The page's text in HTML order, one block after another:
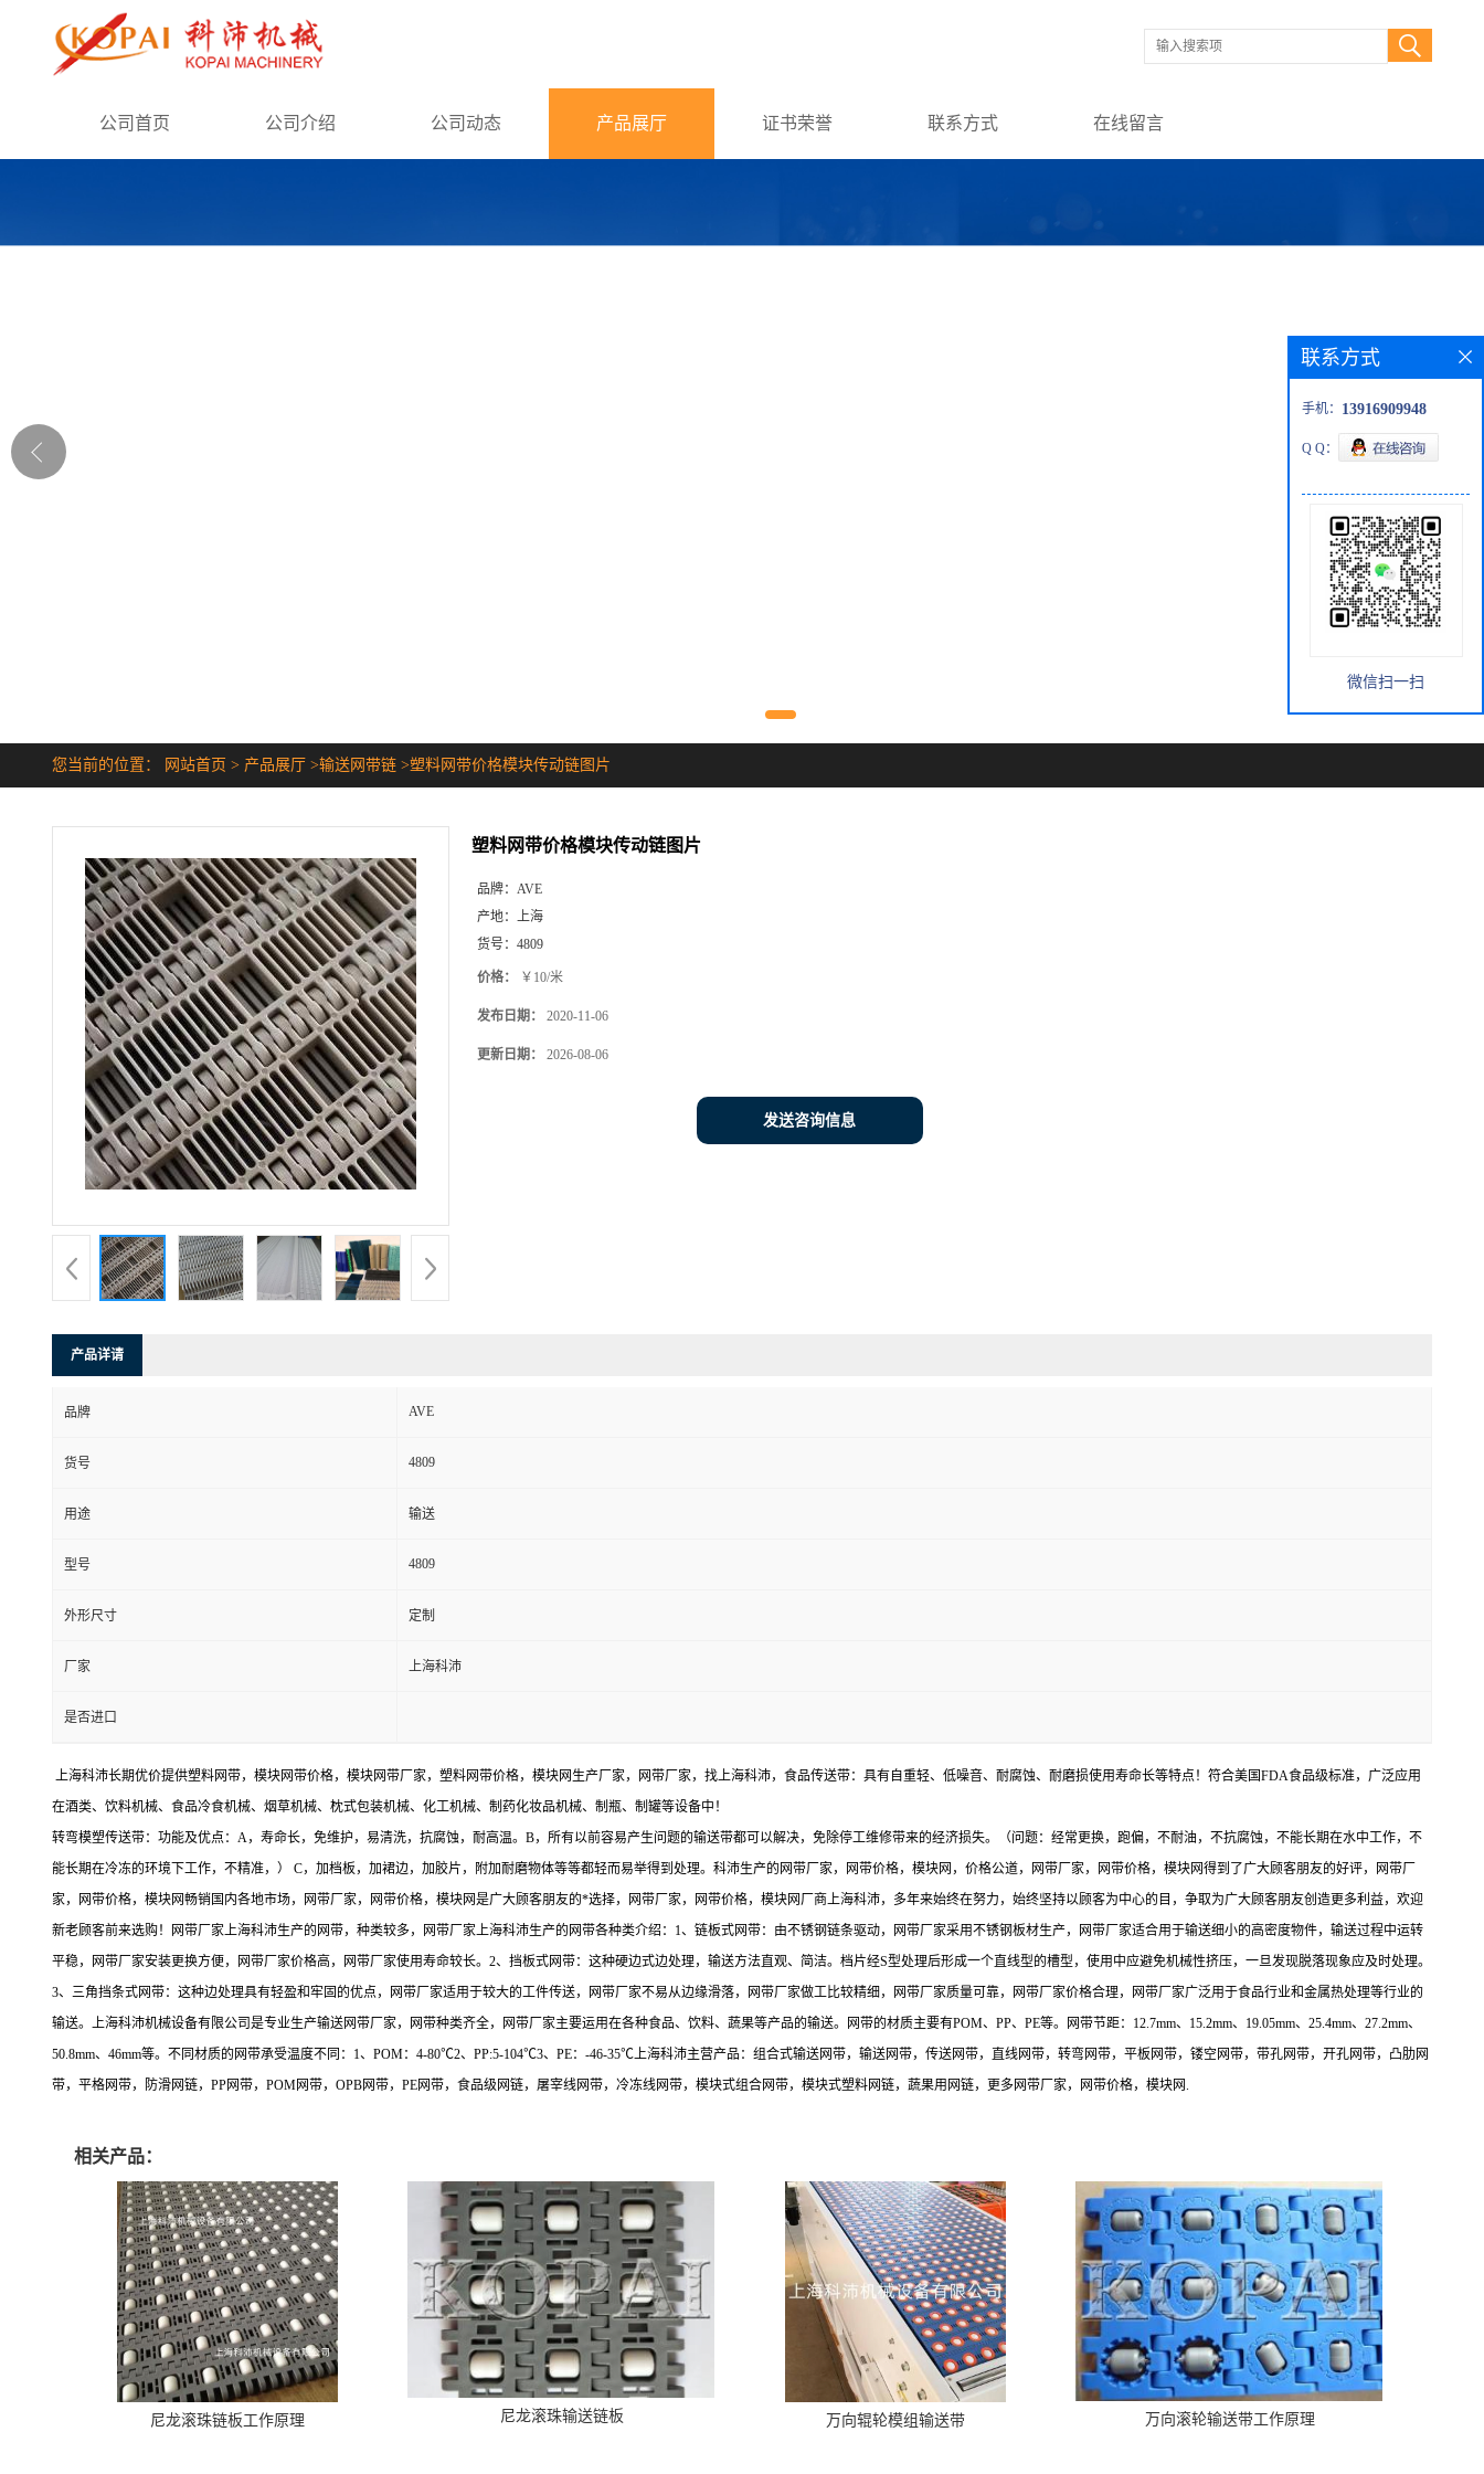
公司首页
公司首页 公司介绍 公司动态 产品展厅 证书荣誉 联系方式 在线留言
您当前的位置： 网站首页 > 产品展厅 >输送网带链 >塑料网带价格模块传动链图片
塑料网带价格模块传动链图片
品牌： AVE
产地： 上海
货号： 4809
价格： ￥10/米
发布日期： 2020-11-06
更新日期： 2026-08-06
发送咨询信息
产品详请
品牌 AVE
货号 4809
用途 输送
型号 4809
外形尺寸 定制
厂家 上海科沛
是否进口
上海科沛长期优价提供塑料网带，模块网带价格，模块网带厂家，塑料网带价格，模块网生产厂家，网带厂家，找上海科沛， 食品传送带：具有自重轻、低噪音、耐腐蚀、耐磨损使用寿命长等特点！符合美国FDA食品级标准，广泛应用
在酒类、饮料机械、食品冷食机械、烟草机械、枕式包装机械、化工机械、制药化妆品机械、制瓶、制罐等设备中！
转弯模塑传送带：功能及优点：A，寿命长，免维护，易清洗，抗腐蚀，耐高温。B，所有以前容易产生问题的输送带都可以解决，免除停工维修带来的经济损失。（问题：经常更换，跑偏，不耐油，不抗腐蚀，不能长期在水中工作，不
能长期在冷冻的环境下工作，不精准，） C，加档板，加裙边，加胶片，附加耐磨物体等等都轻而易举得到处理。 科沛生产的网带厂家，网带价格，模块网，价格公道，网带厂家，网带价格，模块网得到了广大顾客朋友的好评，网带厂
家，网带价格，模块网畅销国内各地市场，网带厂家，网带价格，模块网是广大顾客朋友的*选择，网带厂家，网带价格，模块网厂商上海科沛，多年来始终在努力，始终坚持以顾客为中心的目，争取为广大顾客朋友创造更多利益，欢迎
新老顾客前来选购！网带厂家上海科沛生产的网带，种类较多，网带厂家上海科沛生产的网带各种类介绍： 1、链板式网带：由不锈钢链条驱动，网带厂家采用不锈钢板材生产，网带厂家适合用于输送细小的高密度物件，输送过程中运转
平稳，网带厂家安装更换方便，网带厂家价格高，网带厂家使用寿命较长。 2、挡板式网带：这种硬边式边处理，输送方法直观、简洁。档片经S型处理后形成一个直线型的槽型，使用中应避免机械性挤压，一旦发现脱落现象应及时处理。
3、三角挡条式网带：这种边处理具有轻盈和牢固的优点，网带厂家适用于较大的工件传送，网带厂家不易从边缘滑落，网带厂家做工比较精细，网带厂家质量可靠，网带厂家价格合理，网带厂家广泛用于食品行业和金属热处理等行业的
输送。上海科沛机械设备有限公司是专业生产输送网带厂家，网带种类齐全，网带厂家主要运用在各种食品、饮料、蔬果等产品的输送。网带的材质主要有POM、 PP、 PE等。网带节距： 12.7mm、 15.2mm、 19.05mm、 25.4mm、 27.2mm、
50.8mm、 46mm等。不同材质的网带承受温度不同： 1、 POM： 4-80℃2、 PP:5-104℃3、 PE： -46-35℃上海科沛主营产品：组合式输送网带，输送网带，传送网带，直线网带，转弯网带，平板网带，镂空网带，带孔网带，开孔网带，凸肋网
带，平格网带，防滑网链， PP网带， POM网带， OPB网带， PE网带，食品级网链，屠宰线网带，冷冻线网带，模块式组合网带，模块式塑料网链，蔬果用网链，更多网带厂家，网带价格，模块网 .
相关产品：
尼龙滚珠链板工作原理 尼龙滚珠输送链板 万向辊轮模组输送带 万向滚轮输送带工作原理
联系方式
手机： 13916909948
Q Q：
微信扫一扫